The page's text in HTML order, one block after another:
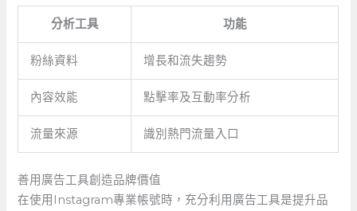
分析工具 功能
粉絲資料 增長和流失趨勢
內容效能 點擊率及互動率分析
流量來源 識別熱門流量入口
善用廣告工具創造品牌價值
在使用Instagram專業帳號時，充分利用廣告工具是提升品